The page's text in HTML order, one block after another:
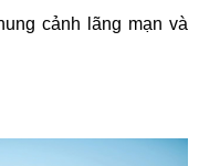
cảnh lãng mạn và